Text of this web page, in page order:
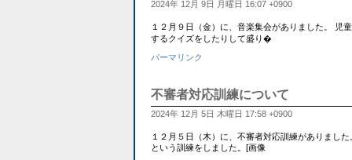
2024年 12月 9日 月曜日 16:07 +0900
１２月９日（金）に、音楽集会がありました。 児
するクイズをしたりして盛り�
パーマリンク
不審者対応訓練について
2024年 12月 5日 木曜日 17:58 +0900
１２月５日（木）に、不審者対応訓練がありまし
という訓練をしました。[画像